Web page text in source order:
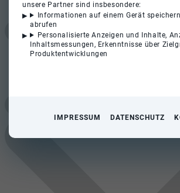
unsere Partner sind insbesondere:
Informationen auf einem Gerät
abrufen
Personalisierte Anzeigen und Inhalte,
Inhaltsmessungen, Erkenntnisse über
Produktentwicklungen
IMPRESSUM DATENSCHUTZ